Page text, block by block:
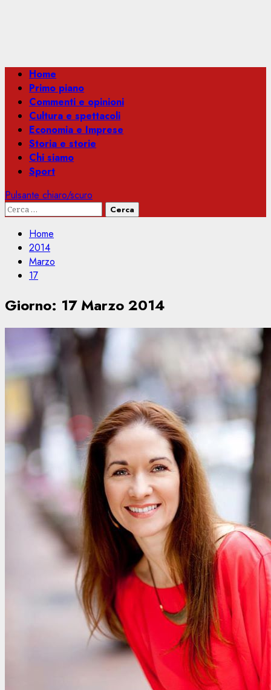
Menu
principale
Home
Primo piano
Commenti e opinioni
Cultura e spettacoli
Economia e Imprese
Storia e storie
Chi siamo
Sport
Pulsante chiaro/scuro
Ricerca
Home
2014
Marzo
17
Giorno: 17 Marzo 2014